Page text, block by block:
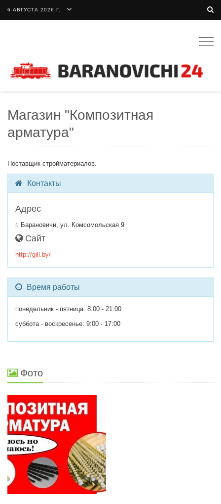
6 АВГУСТА 2026 Г.
Магазин "Композитная
арматура"
Поставщик стройматериалов.
Контакты
Адрес
г. Барановичи, ул. Комсомольская 9
Сайт
http://gill.by/
Время работы
понедельник - пятница: 8:00 - 21:00
суббота - воскресенье: 9:00 - 17:00
Фото